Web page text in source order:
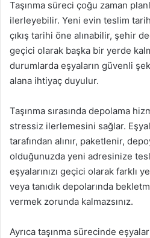
Taşınma süreci çoğu zaman
ilerleyebilir. Yeni evin teslim
çıkış tarihi öne alınabilir, şehir
geçici olarak başka bir yerde
durumlarda eşyaların güvenli
alana ihtiyaç duyulur.
Taşınma sırasında depolama
stressiz ilerlemesini sağlar.
tarafından alınır, paketlenir,
olduğunuzda yeni adresinize
eşyalarınızı geçici olarak farklı
veya tanıdık depolarında
vermek zorunda kalmazsınız.
Ayrıca taşınma sürecinde